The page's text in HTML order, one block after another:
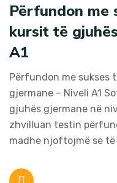
Përfundon me
kursit të
A1
Përfundon me sukses
gjermane – Niveli A1
gjuhës gjermane në
zhvilluan testin
madhe njoftojmë se